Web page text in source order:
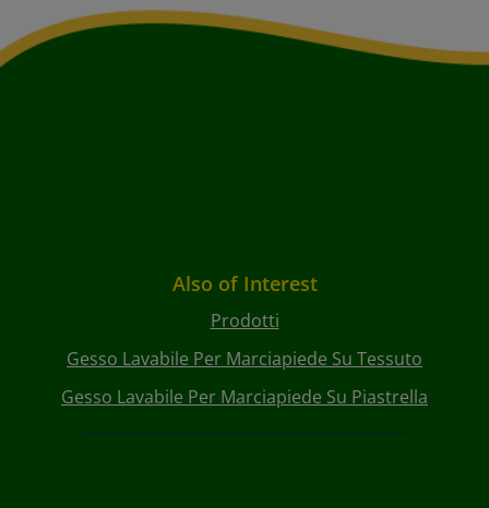
Also of Interest
Prodotti
Gesso Lavabile Per Marciapiede Su Tessuto
Gesso Lavabile Per Marciapiede Su Piastrella